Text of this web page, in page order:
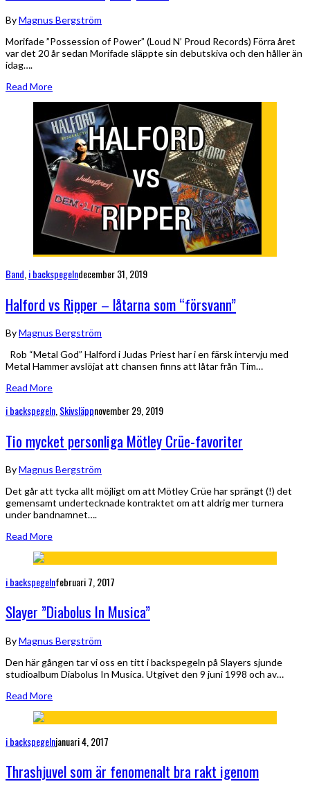
ByMagnus Bergström
Morifade ”Possession of Power” (Loud N’ Proud Records) Förra året
var det 20 år sedan Morifade släppte sin debutskiva och den håller än
idag….
Read More
Band,i backspegelndecember 31, 2019
Halford vs Ripper – låtarna som “försvann”
ByMagnus Bergström
Rob “Metal God” Halford i Judas Priest har i en färsk intervju med
Metal Hammer avslöjat att chansen finns att låtar från Tim…
Read More
i backspegeln,Skivsläppnovember 29, 2019
Tio mycket personliga Mötley Crüe-favoriter
ByMagnus Bergström
Det går att tycka allt möjligt om att Mötley Crüe har sprängt (!) det
gemensamt undertecknade kontraktet om att aldrig mer turnera
under bandnamnet….
Read More
i backspegelnfebruari 7, 2017
Slayer ”Diabolus In Musica”
ByMagnus Bergström
Den här gången tar vi oss en titt i backspegeln på Slayers sjunde
studioalbum Diabolus In Musica. Utgivet den 9 juni 1998 och av…
Read More
i backspegelnjanuari 4, 2017
Thrashjuvel som är fenomenalt bra rakt igenom